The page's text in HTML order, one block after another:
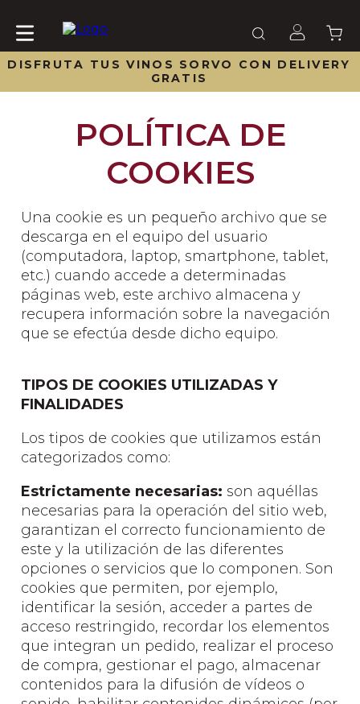
DISFRUTA TUS VINOS SORVO CON DELIVERY
GRATIS
POLÍTICA DE
COOKIES
Una cookie es un pequeño archivo que se
descarga en el equipo del usuario
(computadora, laptop, smartphone, tablet,
etc.) cuando accede a determinadas
páginas web, este archivo almacena y
recupera información sobre la navegación
que se efectúa desde dicho equipo.
TIPOS DE COOKIES UTILIZADAS Y
FINALIDADES
Los tipos de cookies que utilizamos están
categorizados como:
Estrictamente necesarias: son aquéllas
necesarias para la operación del sitio web,
garantizan el correcto funcionamiento de
este y la utilización de las diferentes
opciones o servicios que lo componen. Son
cookies que permiten, por ejemplo,
identificar la sesión, acceder a partes de
acceso restringido, recordar los elementos
que integran un pedido, realizar el proceso
de compra, gestionar el pago, almacenar
contenidos para la difusión de vídeos o